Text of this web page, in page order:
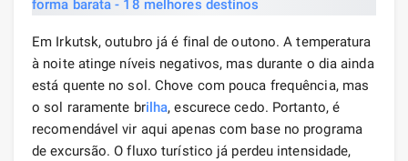
Em Irkutsk, outubro já é final de outono. A temperatura
à noite atinge níveis negativos, mas durante o dia ainda
está quente no sol. Chove com pouca frequência, mas
o sol raramente brilha, escurece cedo. Portanto, é
recomendável vir aqui apenas com base no programa
de excursão. O fluxo turístico já perdeu intensidade,